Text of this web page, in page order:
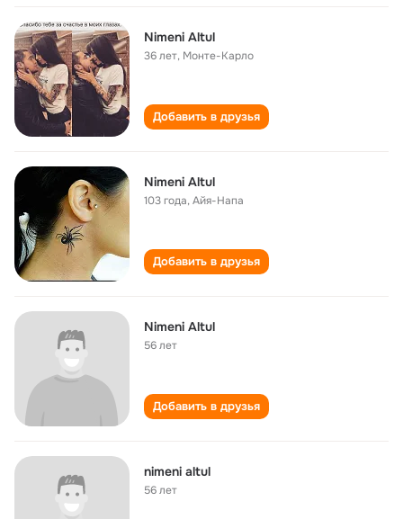
Nimeni Altul
36 лет, Монте-Карло
Добавить в друзья
Nimeni Altul
103 года,Айя-Напа
Добавить в друзья
Nimeni Altul
56 лет
Добавить в друзья
nimeni altul
56 лет